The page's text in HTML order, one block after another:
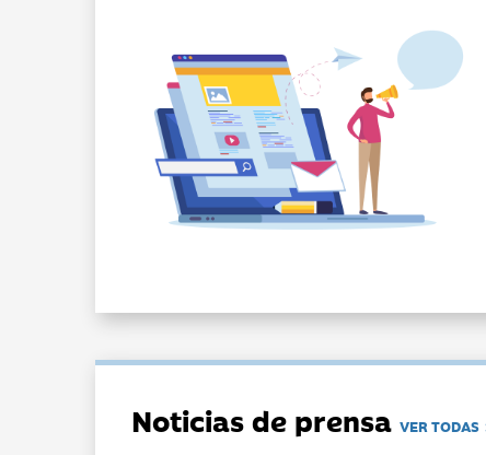
Noticias de prensaVER TODAS